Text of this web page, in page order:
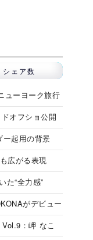
シェア数
ューヨーク旅行
オフショ公開
ー起用の背景
広がる表現
た“全力感”
がデビュー
：岬 なこ